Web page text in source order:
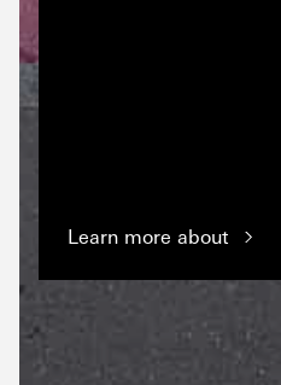
Learn more about